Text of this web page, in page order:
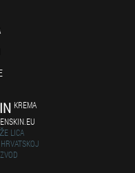
KREMA
LICA